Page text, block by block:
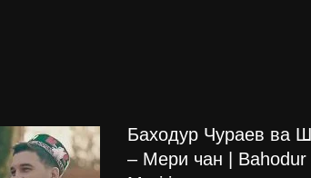
Баходур Чураев ва
– Мери чан | Bahodur